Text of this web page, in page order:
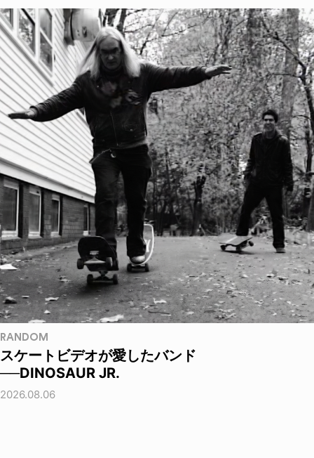
RANDOM
スケートビデオが愛したバンド
──DINOSAUR JR.
2026.08.06